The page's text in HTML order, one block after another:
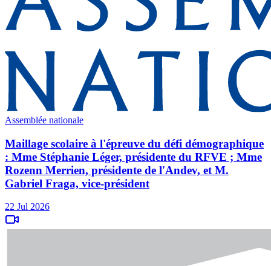
Assemblée nationale
Maillage scolaire à l'épreuve du défi démographique
: Mme Stéphanie Léger, présidente du RFVE ; Mme
Rozenn Merrien, présidente de l'Andev, et M.
Gabriel Fraga, vice-président
22 Jul 2026